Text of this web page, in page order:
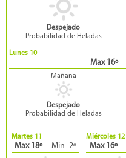
Despejado
Probabilidad de Heladas
Lunes 10
Max 16º
Mañana
Despejado
Probabilidad de Heladas
Martes 11
Max 18º Min -2º
Miércoles 12
Max 16º